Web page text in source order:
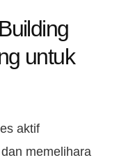
untuk
aktif
memelihara